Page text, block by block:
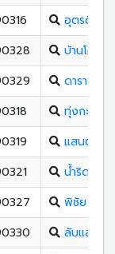
อุตรดิตถ์
บ้านโคนพิ
ดาราพิทย
ทุ่งกะโล่วิ
แสนตอวิท
น้ำริดวิทยา
พิชัย
ลับแลศรีวิ